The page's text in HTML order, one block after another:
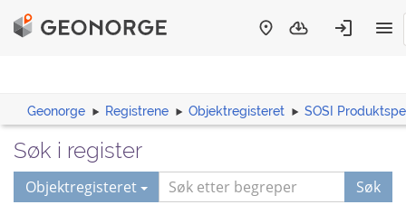
Geonorge Registrene Objektregisteret SOSI
Søk i register
Objektregisteret Søk